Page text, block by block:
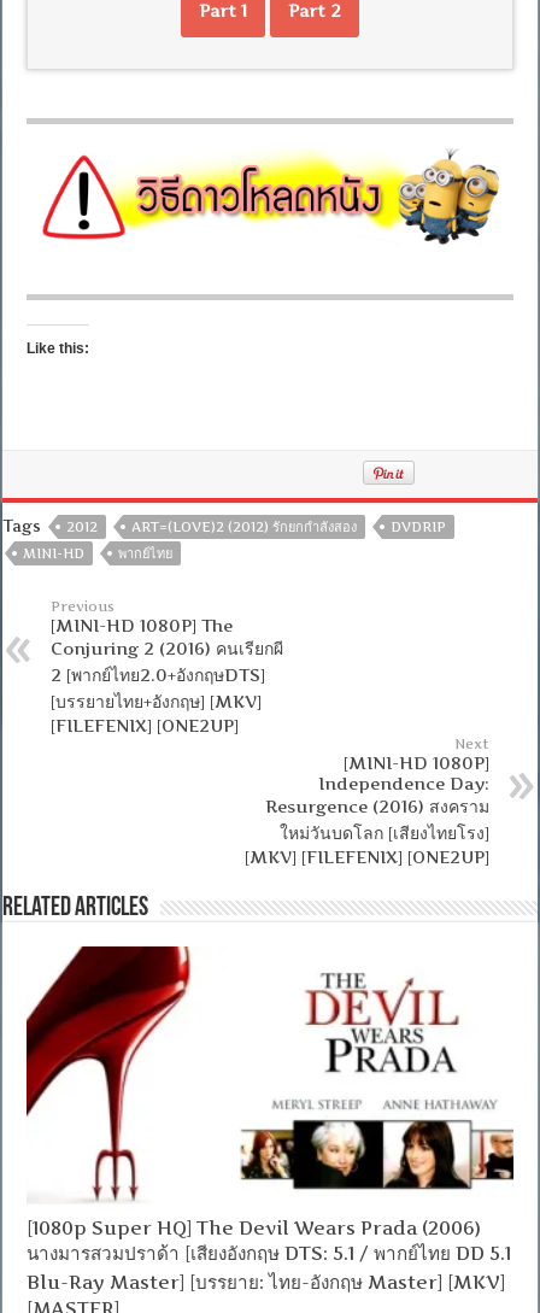
Part 1 Part 2
Like this:
Tags 2012 ART=(LOVE)2 (2012) รักยกกำลังสอง
DVDRIP
MINI-HD
พากย์ไทย
Previous
[MINI-HD 1080P] The
Conjuring 2 (2016) คนเรียกผี
2 [พากย์ไทย2.0+อังกฤษDTS]
[บรรยายไทย+อังกฤษ] [MKV]
[FILEFENIX] [ONE2UP]
Next
[MINI-HD 1080P]
Independence Day:
Resurgence (2016) สงคราม
ใหม่วันบดโลก [เสียงไทยโรง]
[MKV] [FILEFENIX] [ONE2UP]
Related Articles
[1080p Super HQ] The Devil Wears Prada (2006)
นางมารสวมปราด้า [เสียงอังกฤษ DTS: 5.1 / พากย์ไทย DD 5.1
Blu-Ray Master] [บรรยาย: ไทย-อังกฤษ Master] [MKV]